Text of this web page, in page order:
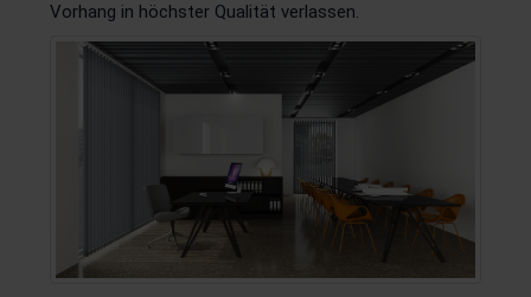
Vorhang in höchster Qualität verlassen.